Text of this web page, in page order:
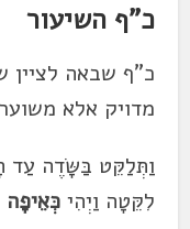
כ"ף השיעור
כ"ף שבאה לציין
מדויק אלא
וַתְּלַקֵּט בַּשָּׂדֶה עַד
לִקֵּטָה וַיְהִיכְּאֵיפָה